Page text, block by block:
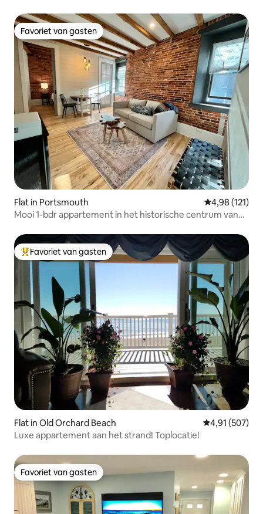
Favoriet van gasten
Favoriet van gasten
Flat in Portsmouth Gemiddelde
4,98 (121)
Mooi 1-bdr appartement in het historische centrum van
Topfavoriet van gasten
Favoriet van gasten
Flat in Old Orchard Beach Gemiddelde
4,91 (507)
Luxe appartement aan het strand! Toplocatie!
Favoriet van gasten
Favoriet van gasten